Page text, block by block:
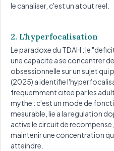
le canaliser, c'est un atout reel.
2. L'hyperfocalisation
Le paradoxe du TDAH : le
une capacite a se concentrer
obsessionnelle sur un sujet qui
(2025) a identifie
frequemment citee par les
mythe : c'est un mode de
mesurable, lie a la regulation
active le circuit de
maintenir une concentration
atteindre.